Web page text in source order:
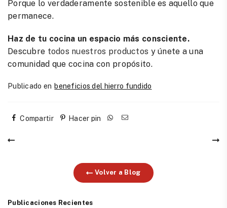
Porque lo verdaderamente sostenible es aquello que
permanece.
Haz de tu cocina un espacio más consciente.
Descubre todos nuestros productos y únete a una
comunidad que cocina con propósito.
Publicado en beneficios del hierro fundido
Compartir Hacer pin
Volver a Blog
Publicaciones Recientes